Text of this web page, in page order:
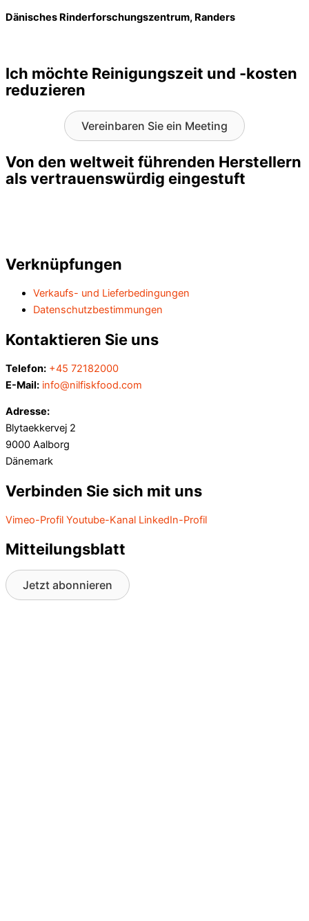
Dänisches Rinderforschungszentrum, Randers
Ich möchte Reinigungszeit und -kosten
reduzieren
Vereinbaren Sie ein Meeting
Von den weltweit führenden Herstellern
als vertrauenswürdig eingestuft
Verknüpfungen
Verkaufs- und Lieferbedingungen
Datenschutzbestimmungen
Kontaktieren Sie uns
Telefon: +45 72182000
E-Mail: info@nilfiskfood.com
Adresse:
Blytaekkervej 2
9000 Aalborg
Dänemark
Verbinden Sie sich mit uns
Vimeo-Profil Youtube-Kanal LinkedIn-Profil
Mitteilungsblatt
Jetzt abonnieren